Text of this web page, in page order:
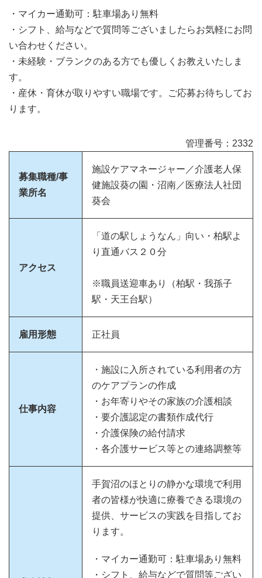
・マイカー通勤可：駐車場あり無料
・シフト、給与などで質問等ございましたらお気軽にお問
い合わせください。
・未経験・ブランクのある方でも優しくお教えいたしま
す。
・産休・育休が取りやすい職場です。ご応募お待ちしてお
ります。
管理番号：2332
募集職種/事
業所名
施設ケアマネージャー／介護老人保
健施設葵の園・沼南／医療法人社団
葵会
アクセス
「道の駅しょうなん」向い・柏駅よ
り直通バス２０分
※職員送迎車あり（柏駅・我孫子
駅・天王台駅）
雇用形態 正社員
仕事内容
・施設に入所されている利用者の方
のケアプランの作成
・お年寄りやその家族の介護相談
・要介護認定の書類作成代行
・介護保険の給付請求
・各介護サービス等との連絡調整等
手賀沼のほとりの静かな環境で利用
者の皆様が快適に療養できる環境の
提供、サービスの実践を目指してお
ります。
・マイカー通勤可：駐車場あり無料
・シフト、給与などで質問等ござい